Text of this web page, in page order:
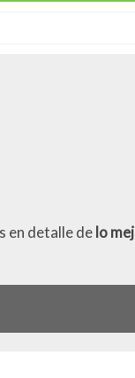
en detalle delo